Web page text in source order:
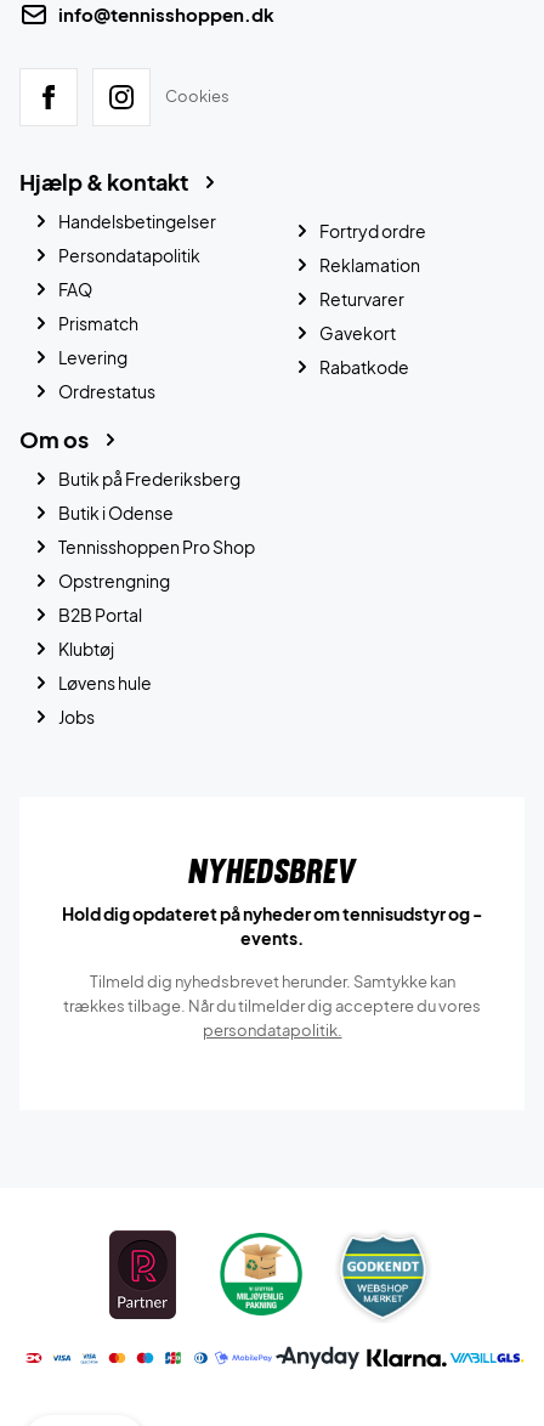
info@tennisshoppen.dk
Cookies
Hjælp & kontakt
Handelsbetingelser
Persondatapolitik
FAQ
Prismatch
Levering
Ordrestatus
Fortryd ordre
Reklamation
Returvarer
Gavekort
Rabatkode
Om os
Butik på Frederiksberg
Butik i Odense
Tennisshoppen Pro Shop
Opstrengning
B2B Portal
Klubtøj
Løvens hule
Jobs
Nyhedsbrev
Hold dig opdateret på nyheder om tennisudstyr og -
events.
Tilmeld dig nyhedsbrevet herunder. Samtykke kan
trækkes tilbage. Når du tilmelder dig acceptere du vores
persondatapolitik.